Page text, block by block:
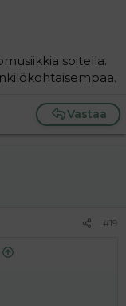
soitella.
Vastaa
#19